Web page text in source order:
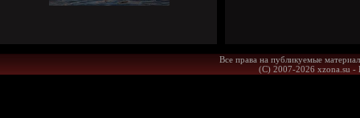
Все права на публикуемые
(С) 2007-2026 xzona.su -